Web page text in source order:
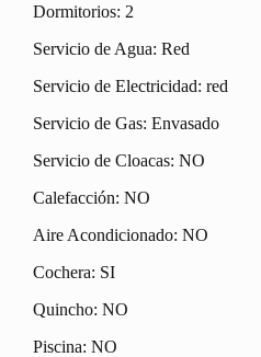
Dormitorios: 2
Servicio de Agua: Red
Servicio de Electricidad: red
Servicio de Gas: Envasado
Servicio de Cloacas: NO
Calefacción: NO
Aire Acondicionado: NO
Cochera: SI
Quincho: NO
Piscina: NO